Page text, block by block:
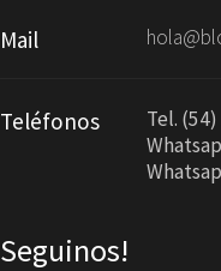
Mail
Teléfonos
Tel.
Seguinos!